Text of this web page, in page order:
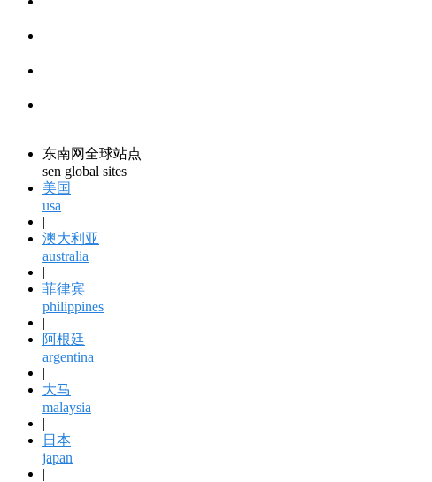
东南网全球站点
sen global sites
美国
usa
|
澳大利亚
australia
|
菲律宾
philippines
|
阿根廷
argentina
|
大马
malaysia
|
日本
japan
|